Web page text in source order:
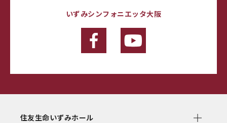
いずみシンフォニエッタ大阪
住友生命いずみホール